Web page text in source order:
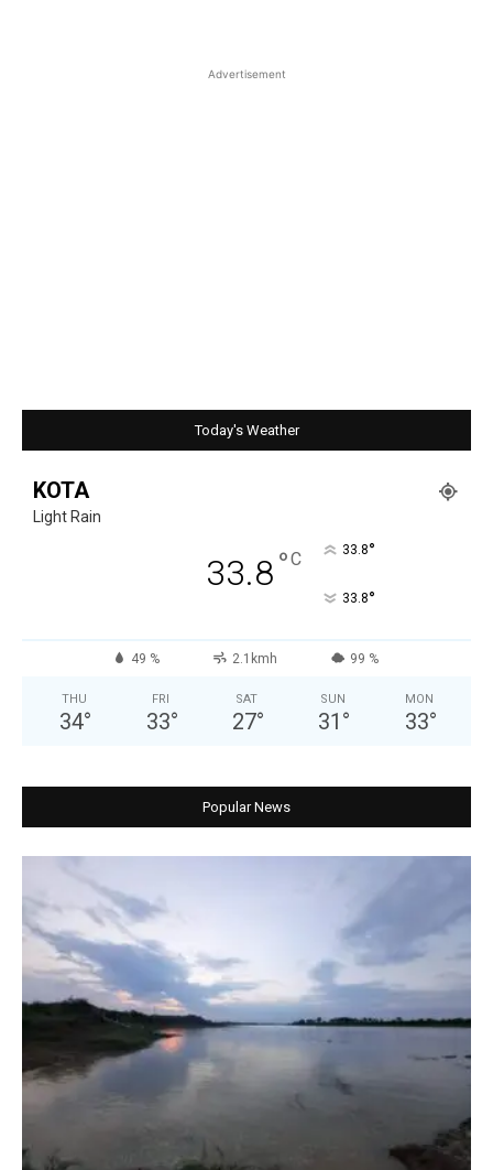
Advertisement
Today's Weather
KOTA
Light Rain
33.8°C 33.8°
33.8°
49 % 2.1kmh 99 %
THU
34°
FRI
33°
SAT
27°
SUN
31 °
MON
33°
Popular News